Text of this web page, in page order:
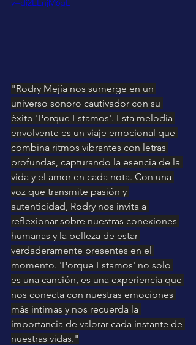
v=di2EEnjM6gE
"Rodry Mejía nos sumerge en un
universo sonoro cautivador con su
éxito 'Porque Estamos'. Esta melodía
envolvente es un viaje emocional que
combina ritmos vibrantes con letras
profundas, capturando la esencia de la
vida y el amor en cada nota. Con una
voz que transmite pasión y
autenticidad, Rodry nos invita a
reflexionar sobre nuestras conexiones
humanas y la belleza de estar
verdaderamente presentes en el
momento. 'Porque Estamos' no solo
es una canción, es una experiencia que
nos conecta con nuestras emociones
más íntimas y nos recuerda la
importancia de valorar cada instante de
nuestras vidas."